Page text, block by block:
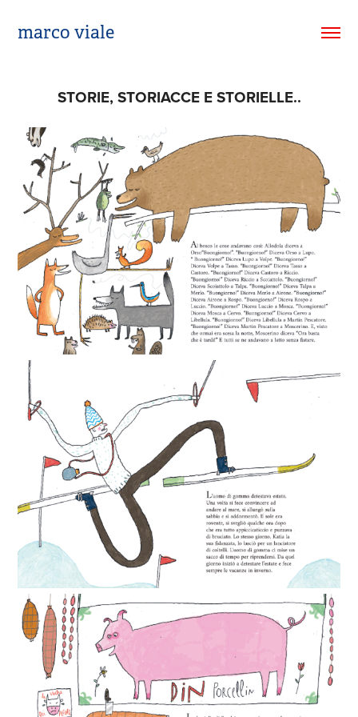
marco viale
STORIE, STORIACCE E STORIELLE..